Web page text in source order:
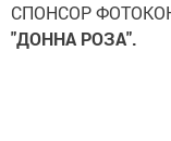
СПОНСОР
"ДОННА РОЗА".